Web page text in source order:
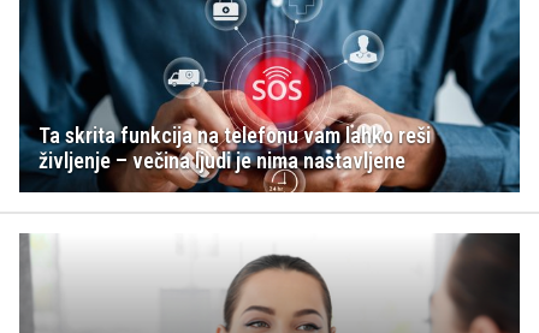
Ta skrita funkcija na telefonu vam lahko reši
življenje – večina ljudi je nima nastavljene